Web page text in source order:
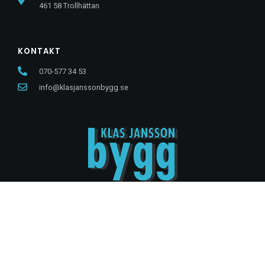
KONTAKT
070-577 34 53
info@klasjanssonbygg.se
461 58 Trollhättan